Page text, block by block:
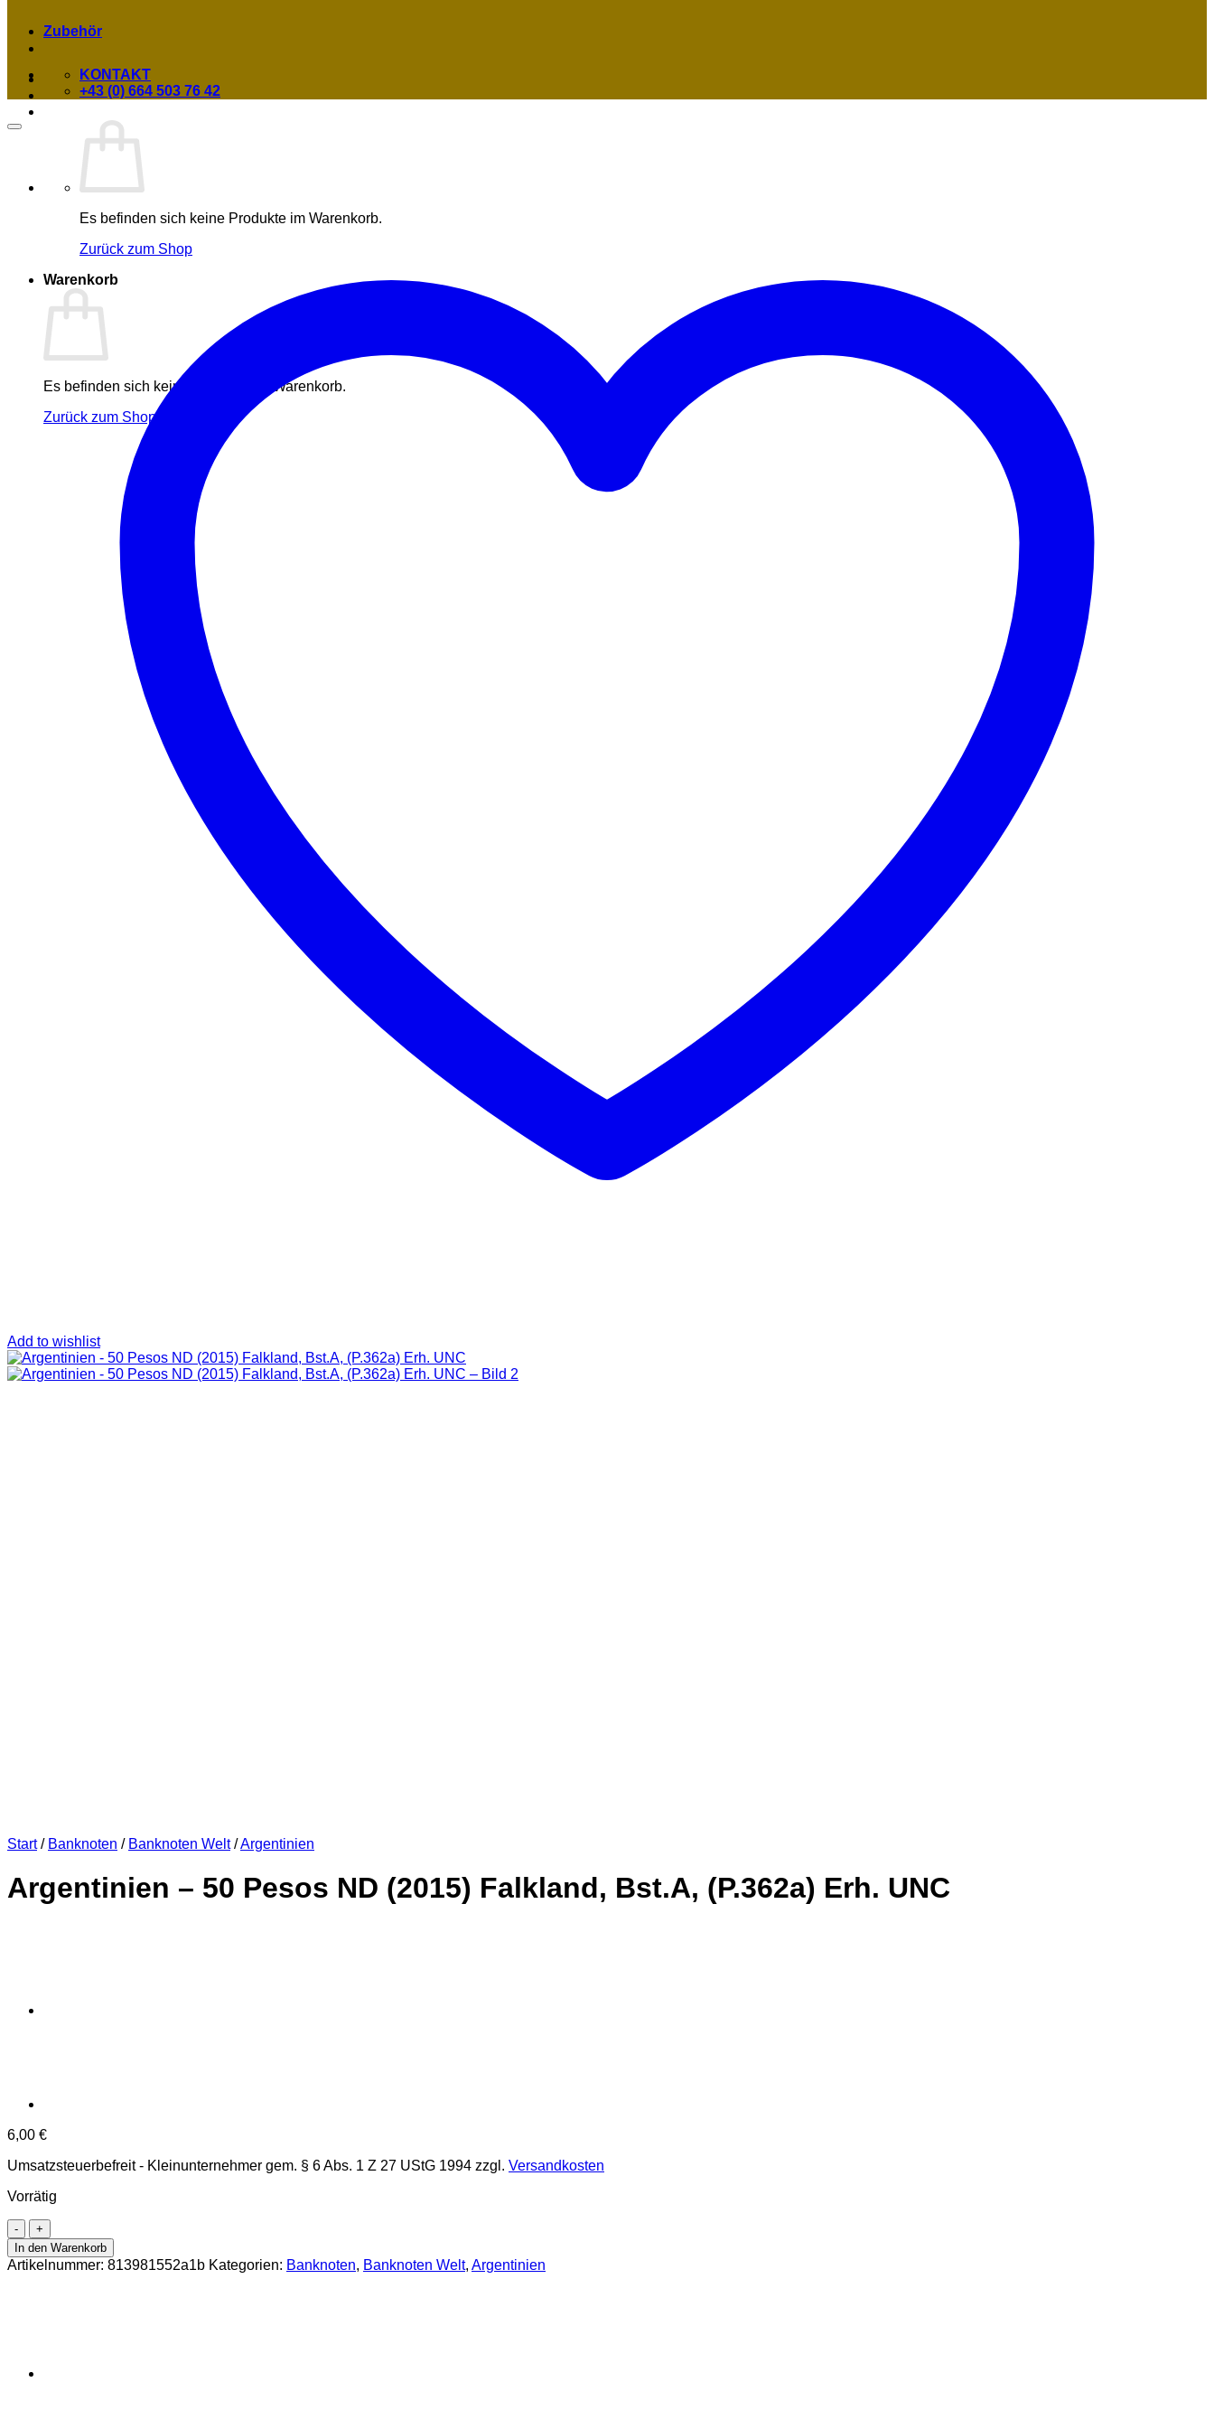
Es befinden sich keine Produkte im Warenkorb.
Zurück zum Shop
Warenkorb
Es befinden sich keine Produkte im Warenkorb.
Zurück zum Shop
Zubehör
KONTAKT
+43 (0) 664 503 76 42
Add to wishlist
Start / Banknoten / Banknoten Welt /Argentinien
Argentinien – 50 Pesos ND (2015) Falkland, Bst.A, (P.362a) Erh. UNC
6,00 €
Umsatzsteuerbefreit - Kleinunternehmer gem. § 6 Abs. 1 Z 27 UStG 1994 zzgl. Versandkosten
Vorrätig
Argentinien
-
50
Pesos
Erh.
In den Warenkorb
Artikelnummer: 813981552a1b Kategorien: Banknoten, Banknoten Welt, Argentinien